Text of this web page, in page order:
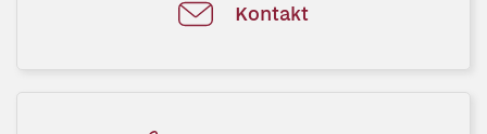
Kontakt